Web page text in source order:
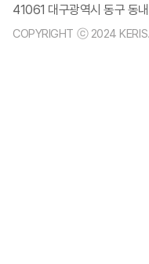
41061 대구광역시 동구 동
COPYRIGHT ⓒ 2024